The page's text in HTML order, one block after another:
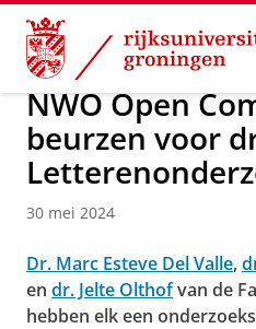
Skip
Content
Skip
Navigation
Over ons Actueel
NWO Open
beurzen voor
30 mei 2024
Dr. Marc Esteve Del Valle,
en dr. Jelte Olthofvan de
hebben elk een